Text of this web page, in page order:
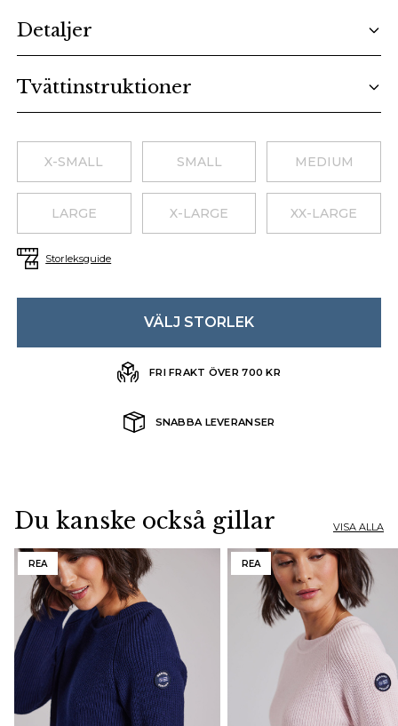
Detaljer
Tvättinstruktioner
X-SMALL SMALL MEDIUM
LARGE X-LARGE XX-LARGE
Storleksguide
VÄLJ STORLEK
FRI FRAKT ÖVER 700 KR
SNABBA LEVERANSER
Du kanske också gillar VISA ALLA
REA REA